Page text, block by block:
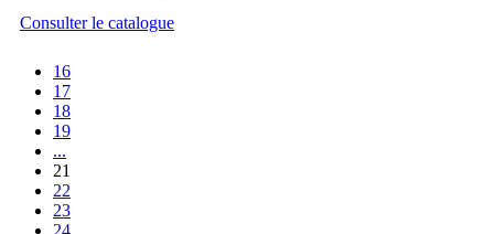
Consulter le catalogue
16
17
18
19
...
21
22
23